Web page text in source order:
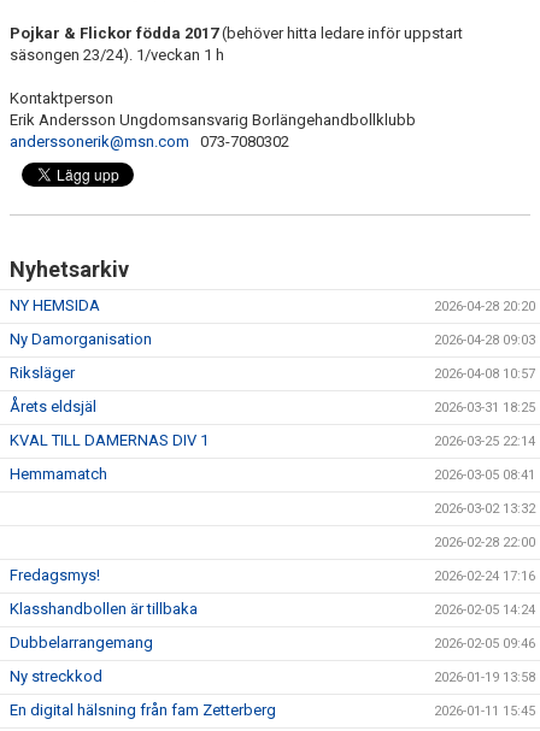
Pojkar & Flickor födda 2017(behöver hitta ledare inför uppstart
säsongen 23/24). 1/veckan 1 h
Kontaktperson
Erik Andersson Ungdomsansvarig Borlängehandbollklubb
anderssonerik@msn.com 073-7080302
Nyhetsarkiv
NY HEMSIDA 2026-04-28 20:20
Ny Damorganisation 2026-04-28 09:03
Riksläger 2026-04-08 10:57
Årets eldsjäl 2026-03-31 18:25
KVAL TILL DAMERNAS DIV 1 2026-03-25 22:14
Hemmamatch 2026-03-05 08:41
2026-03-02 13:32
2026-02-28 22:00
Fredagsmys! 2026-02-24 17:16
Klasshandbollen är tillbaka 2026-02-05 14:24
Dubbelarrangemang 2026-02-05 09:46
Ny streckkod 2026-01-19 13:58
En digital hälsning från fam Zetterberg 2026-01-11 15:45